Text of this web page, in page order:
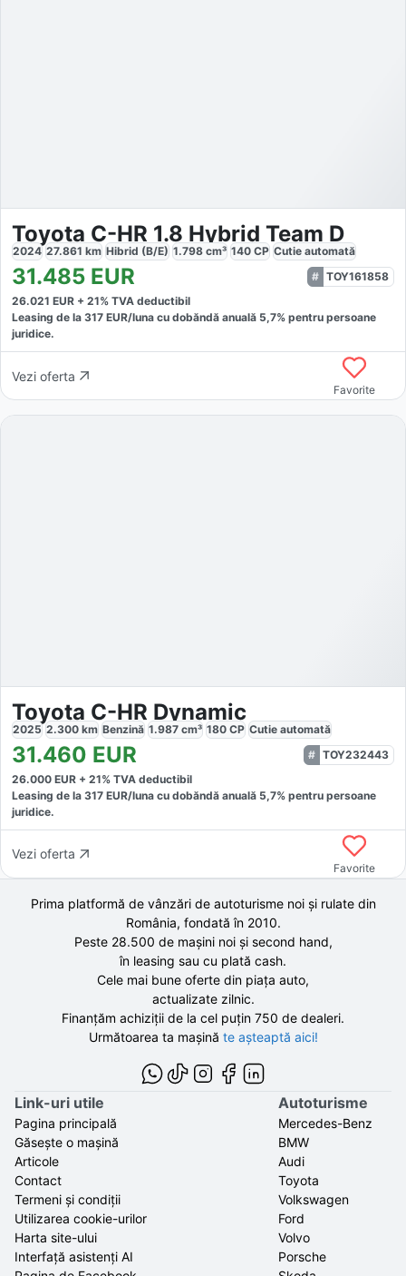
Toyota C-HR 1.8 Hybrid Team D
2024 27.861 km Hibrid (B/E) 1.798 cm³ 140 CP Cutie automată
31.485 EUR
TOY161858
26.021 EUR + 21% TVA deductibil
Leasing de la 317 EUR/luna cu dobăndă anuală 5,7% pentru persoane
juridice.
Vezi oferta
Favorite
Toyota C-HR Dynamic
2025 2.300 km Benzină 1.987 cm³ 180 CP Cutie automată
31.460 EUR
TOY232443
26.000 EUR + 21% TVA deductibil
Leasing de la 317 EUR/luna cu dobăndă anuală 5,7% pentru persoane
juridice.
Vezi oferta
Favorite
Prima platformă de vânzări de autoturisme noi și rulate din
România, fondată în 2010.
Peste 28.500 demașini noi și second hand,
în leasing sau cu plată cash.
Cele mai bune oferte din piața auto,
actualizate zilnic.
Finanțăm achiziții de la cel puțin 750 de dealeri.
Următoarea ta mașină te așteaptă aici!
Link-uri utile
Pagina principală
Găsește o mașină
Articole
Contact
Termeni și condiții
Utilizarea cookie-urilor
Harta site-ului
Interfață asistenți AI
Autoturisme
Mercedes-Benz
BMW
Audi
Toyota
Volkswagen
Ford
Volvo
Porsche